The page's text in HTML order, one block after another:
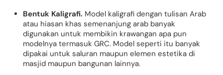
Bentuk Kaligrafi. Model kaligrafi dengan tulisan Arab
atau hiasan khas semenanjung arab banyak
digunakan untuk membikin krawangan apa pun
modelnya termasuk GRC. Model seperti itu banyak
dipakai untuk saluran maupun elemen estetika di
masjid maupun bangunan lainnya.